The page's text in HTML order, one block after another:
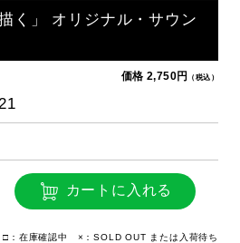
く」 オリジナル・サウン
価格 2,750円 （税込）
カートに入れる
在庫確認中 ×：SOLD OUT または入荷待ち